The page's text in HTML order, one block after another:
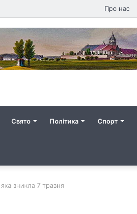
Про нас
Свято Політика Спорт
зникла 7 травня